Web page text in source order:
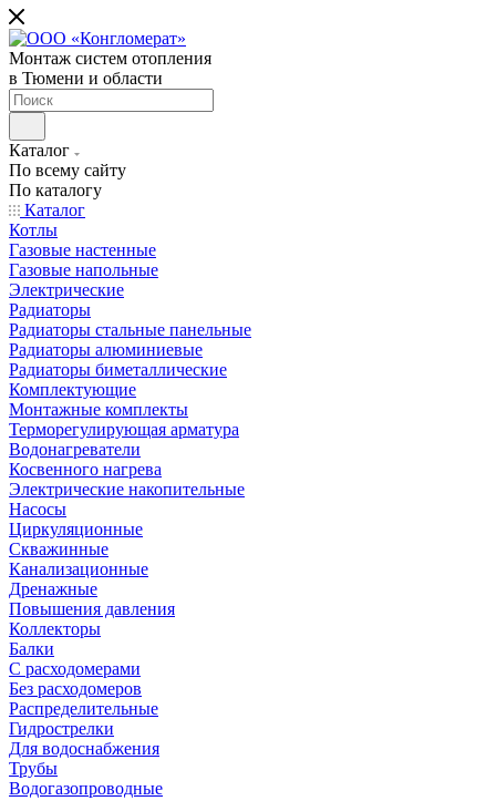
Монтаж систем отопления
в Тюмени и области
Каталог
По всему сайту
По каталогу
Каталог
Котлы
Газовые настенные
Газовые напольные
Электрические
Радиаторы
Радиаторы стальные панельные
Радиаторы алюминиевые
Радиаторы биметаллические
Комплектующие
Монтажные комплекты
Терморегулирующая арматура
Водонагреватели
Косвенного нагрева
Электрические накопительные
Насосы
Циркуляционные
Скважинные
Канализационные
Дренажные
Повышения давления
Коллекторы
Балки
С расходомерами
Без расходомеров
Распределительные
Гидрострелки
Для водоснабжения
Трубы
Водогазопроводные